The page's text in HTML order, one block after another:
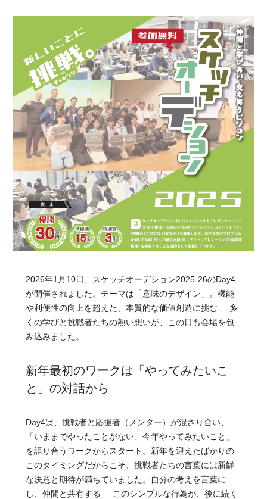
2026年1月10日、スケッチオーデション2025-26のDay4
が開催されました。テーマは「意味のデザイン」。機能
や利便性の向上を超えた、本質的な価値創造に挑む──多
くの学びと挑戦者たちの熱い想いが、この日も会場を包
み込みました。
新年最初のワークは「やってみたいこ
と」の対話から
Day4は、挑戦者と応援者（メンター）が混ざり合い、
「いままでやったことがない、今年やってみたいこと」
を語り合うワークからスタート。新年を迎えたばかりの
このタイミングだからこそ、挑戦者たちの言葉には新鮮
な決意と期待が満ちていました。自分の考えを言葉に
し、仲間と共有する──このシンプルな行為が、後に続く